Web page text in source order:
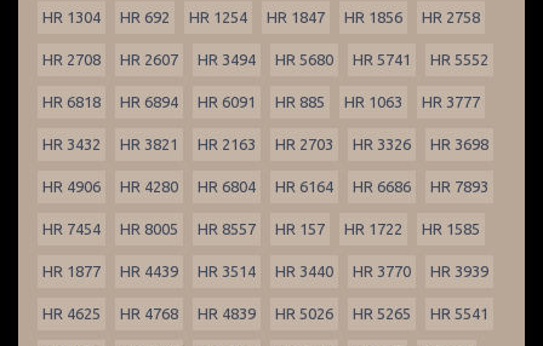
HR 1304 HR 692 HR 1254 HR 1847 HR 1856 HR 2758
HR 2708 HR 2607 HR 3494 HR 5680 HR 5741 HR 5552
HR 6818 HR 6894 HR 6091 HR 885 HR 1063 HR 3777
HR 3432 HR 3821 HR 2163 HR 2703 HR 3326 HR 3698
HR 4906 HR 4280 HR 6804 HR 6164 HR 6686 HR 7893
HR 7454 HR 8005 HR 8557 HR 157 HR 1722 HR 1585
HR 1877 HR 4439 HR 3514 HR 3440 HR 3770 HR 3939
HR 4625 HR 4768 HR 4839 HR 5026 HR 5265 HR 5541